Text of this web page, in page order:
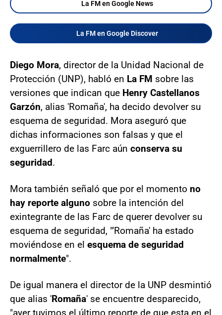
La FM en Google News
La FM en Google Discover
Diego Mora, director de la Unidad Nacional de
Protección (UNP), habló en La FM sobre las
versiones que indican que Henry Castellanos
Garzón, alias 'Romaña', ha decido devolver su
esquema de seguridad. Mora aseguró que
dichas informaciones son falsas y que el
exguerrillero de las Farc aún conserva su
seguridad.
Mora también señaló que por el momento no
hay reporte alguno sobre la intención del
exintegrante de las Farc de querer devolver su
esquema de seguridad, "'Romaña' ha estado
moviéndose en el esquema de seguridad
normalmente".
De igual manera el director de la UNP desmintió
que alias 'Romaña' se encuentre desparecido,
"ayer tuvimos el último reporte de que esta en el